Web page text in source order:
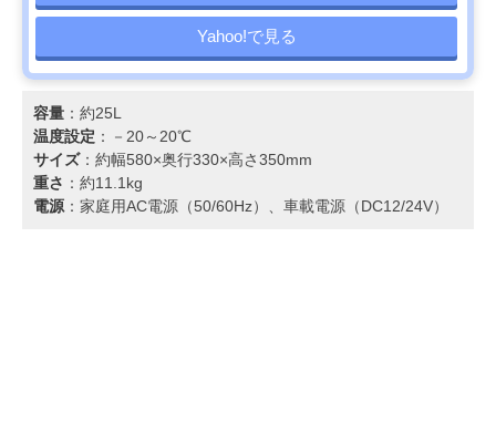
Yahoo!で見る
容量 ：約25L
温度設定 ：－20～20℃
サイズ：約幅580×奥行330×高さ350mm
重さ ：約11.1kg
電源：家庭用AC電源（50/60Hz）、車載電源（DC12/24V）